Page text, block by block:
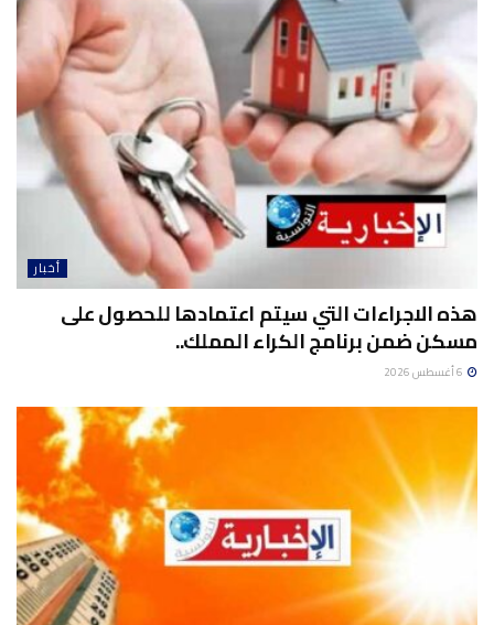
أخبار
هذه الاجراءات التي سيتم اعتمادها للحصول على
مسكن ضمن برنامج الكراء المملك..